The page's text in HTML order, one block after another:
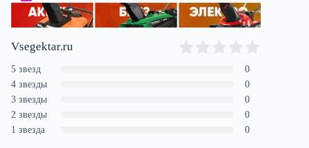
Vsegektar.ru
5 звезд
0
4 звезды
0
3 звезды
0
2 звезды
0
1 звезда
0